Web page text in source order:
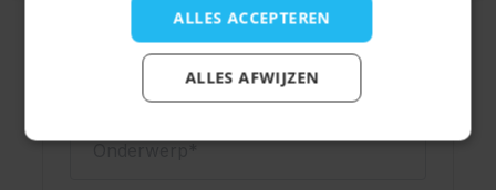
Je beoordeling:
Weergavenaam
ALLES ACCEPTEREN
ALLES AFWIJZEN